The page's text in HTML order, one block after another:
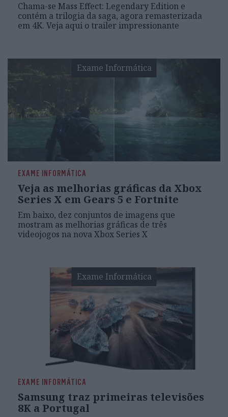
Chama-se Mass Effect: Legendary Edition e
contém a trilogia da saga, agora remasterizada
em 4K. Veja aqui o trailer impressionante
Exame Informática
EXAME INFORMÁTICA
Veja as melhorias gráficas da Xbox
Series X em Gears 5 e Fortnite
Em baixo, dez conjuntos de imagens que
mostram as melhorias gráficas de três
videojogos na nova Xbox Series X
Exame Informática
EXAME INFORMÁTICA
Samsung traz primeiras televisões
8K a Portugal